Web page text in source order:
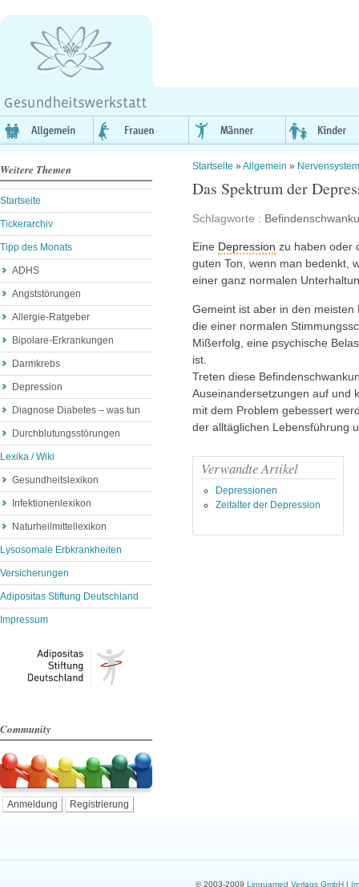
Weitere Themen
Startseite
Tickerarchiv
Tipp des Monats
ADHS
Angststörungen
Allergie-Ratgeber
Bipolare-Erkrankungen
Darmkrebs
Depression
Diagnose Diabetes – was tun
Durchblutungsstörungen
Lexika / Wiki
Gesundheitslexikon
Infektionenlexikon
Naturheilmittellexikon
Lysosomale Erbkrankheiten
Versicherungen
Adipositas Stiftung Deutschland
Impressum
Community
Anmeldung Registrierung
Startseite » Allgemein » Nervensystem
Das Spektrum der
Schlagworte :
Eine Depression zu haben oder
guten Ton, wenn man bedenkt,
einer ganz normalen
Gemeint ist aber in den
die einer normalen
Mißerfolg, eine psychische
ist.
Treten diese
Auseinandersetzungen auf und
mit dem Problem gebessert
der alltäglichen Lebensführung
Verwandte Artikel
Depressionen
Zeitalter der Depression
© 2003-2009 Linguamed Verlags GmbH|